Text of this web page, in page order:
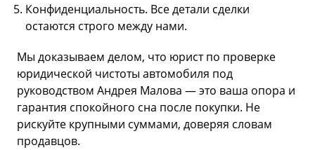
Конфиденциальность. Все детали сделки
остаются строго между нами.
Мы доказываем делом, что юрист по проверке
юридической чистоты автомобиля под
руководством Андрея Малова — это ваша опора и
гарантия спокойного сна после покупки. Не
рискуйте крупными суммами, доверяя словам
продавцов.